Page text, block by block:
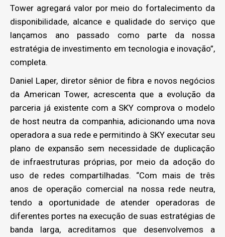
Tower agregará valor por meio do fortalecimento da
disponibilidade, alcance e qualidade do serviço que
lançamos ano passado como parte da nossa
estratégia de investimento em tecnologia e inovação”,
completa.
Daniel Laper, diretor sênior de fibra e novos negócios
da American Tower, acrescenta que a evolução da
parceria já existente com a SKY comprova o modelo
de host neutra da companhia, adicionando uma nova
operadora a sua rede e permitindo à SKY executar seu
plano de expansão sem necessidade de duplicação
de infraestruturas próprias, por meio da adoção do
uso de redes compartilhadas. “Com mais de três
anos de operação comercial na nossa rede neutra,
tendo a oportunidade de atender operadoras de
diferentes portes na execução de suas estratégias de
banda larga, acreditamos que desenvolvemos a